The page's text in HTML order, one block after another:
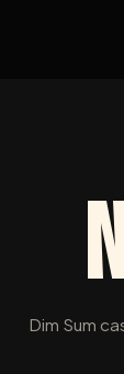
Dim Sum